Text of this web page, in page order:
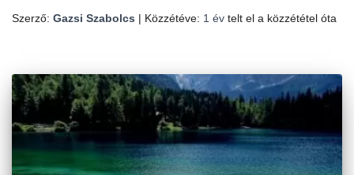
Szerző: Gazsi Szabolcs | Közzétéve: 1 év telt el a közzététel óta